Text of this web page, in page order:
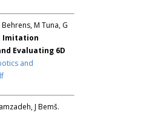
Behrens, M Tuna, G
Imitation
Evaluating 6D
and
J Bemš.